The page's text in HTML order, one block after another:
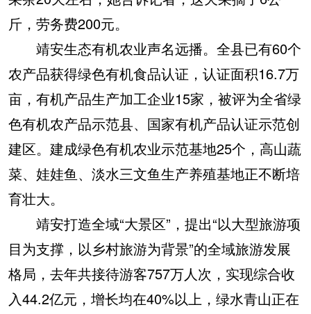
斤，劳务费200元。
靖安生态有机农业声名远播。全县已有60个
农产品获得绿色有机食品认证，认证面积16.7万
亩，有机产品生产加工企业15家，被评为全省绿
色有机农产品示范县、国家有机产品认证示范创
建区。建成绿色有机农业示范基地25个，高山蔬
菜、娃娃鱼、淡水三文鱼生产养殖基地正不断培
育壮大。
靖安打造全域“大景区”，提出“以大型旅游项
目为支撑，以乡村旅游为背景”的全域旅游发展
格局，去年共接待游客757万人次，实现综合收
入44.2亿元，增长均在40%以上，绿水青山正在